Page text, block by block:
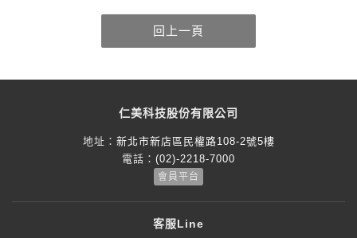
仁美科技股份有限公司
地址： 新北市新店區民權路108-2號5樓
電話： (02)-2218-7000
會員平台
客服Line